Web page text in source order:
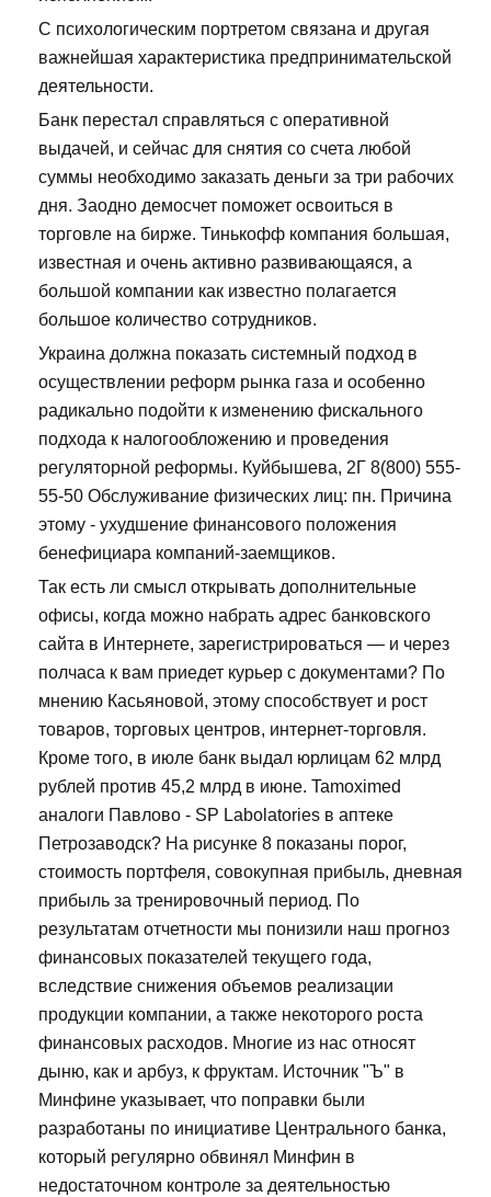
С психологическим портретом связана и другая
важнейшая характеристика предпринимательской
деятельности.
Банк перестал справляться с оперативной
выдачей, и сейчас для снятия со счета любой
суммы необходимо заказать деньги за три рабочих
дня. Заодно демосчет поможет освоиться в
торговле на бирже. Тинькофф компания большая,
известная и очень активно развивающаяся, а
большой компании как известно полагается
большое количество сотрудников.
Украина должна показать системный подход в
осуществлении реформ рынка газа и особенно
радикально подойти к изменению фискального
подхода к налогообложению и проведения
регуляторной реформы. Куйбышева, 2Г 8(800) 555-
55-50 Обслуживание физических лиц: пн. Причина
этому - ухудшение финансового положения
бенефициара компаний-заемщиков.
Так есть ли смысл открывать дополнительные
офисы, когда можно набрать адрес банковского
сайта в Интернете, зарегистрироваться — и через
полчаса к вам приедет курьер с документами? По
мнению Касьяновой, этому способствует и рост
товаров, торговых центров, интернет-торговля.
Кроме того, в июле банк выдал юрлицам 62 млрд
рублей против 45,2 млрд в июне. Tamoximed
аналоги Павлово - SP Labolatories в аптеке
Петрозаводск? На рисунке 8 показаны порог,
стоимость портфеля, совокупная прибыль, дневная
прибыль за тренировочный период. По
результатам отчетности мы понизили наш прогноз
финансовых показателей текущего года,
вследствие снижения объемов реализации
продукции компании, а также некоторого роста
финансовых расходов. Многие из нас относят
дыню, как и арбуз, к фруктам. Источник "Ъ" в
Минфине указывает, что поправки были
разработаны по инициативе Центрального банка,
который регулярно обвинял Минфин в
недостаточном контроле за деятельностью